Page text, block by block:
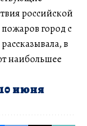
российской
город с
в
наибольшее
июня